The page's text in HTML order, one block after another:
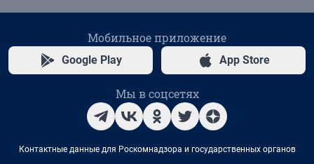
Мобильное приложение
Google Play App Store
Мы в соцсетях
Контактные данные для Роскомнадзора и государственных органов